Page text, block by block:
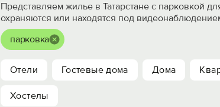
Представляем жилье в Татарстане с парковкой
охраняются или находятся под
парковка
Отели Гостевые дома Дома
Хостелы